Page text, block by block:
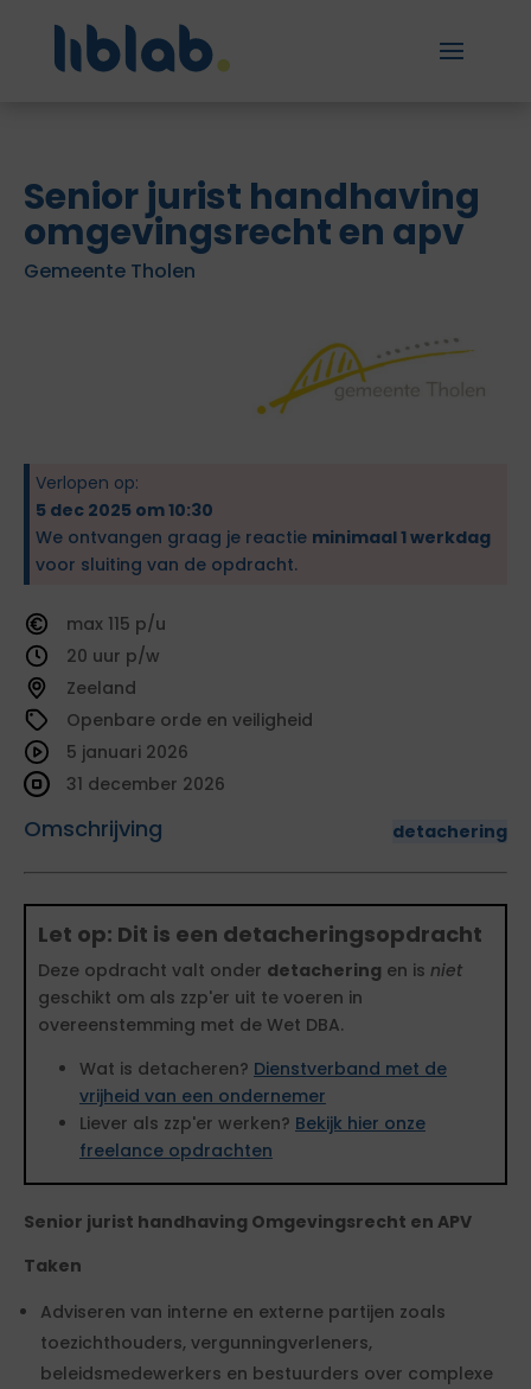
Senior jurist handhaving
omgevingsrecht en apv
Gemeente Tholen
Verlopen op:
5 dec 2025 om 10:30
We ontvangen graag je reactie minimaal 1 werkdag
voor sluiting van de opdracht.
115
20
Zeeland
Openbare orde en veiligheid
Omschrijving detachering
5 januari 2026
31 december 2026
Let op: Dit is een detacheringsopdracht
Deze opdracht valt onder detachering en is niet
geschikt om als zzp'er uit te voeren in
overeenstemming met de Wet DBA.
Wat is detacheren? Dienstverband met de
vrijheid van een ondernemer
Liever als zzp'er werken? Bekijk hier onze
freelance opdrachten
Senior jurist handhaving Omgevingsrecht en APV
Taken
Adviseren van interne en externe partijen zoals
toezichthouders, vergunningverleners,
beleidsmedewerkers en bestuurders over complexe